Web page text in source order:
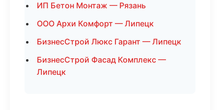
ИП Бетон Монтаж — Рязань
ООО Архи Комфорт — Липецк
БизнесСтрой Люкс Гарант — Липецк
БизнесСтрой Фасад Комплекс —
Липецк